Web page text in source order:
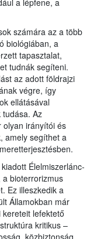
a lépfene, a
számára az a több
biológiában, a
tapasztalat,
tudnák segíteni.
az adott földrajzi
végre, így
ellátásával
tudása. Az
olyan irányítói és
amely segíthet a
Élelmiszerlánc-
a bioterrorizmus
Ez illeszkedik a
Államokban már
lefektető
kritikus –